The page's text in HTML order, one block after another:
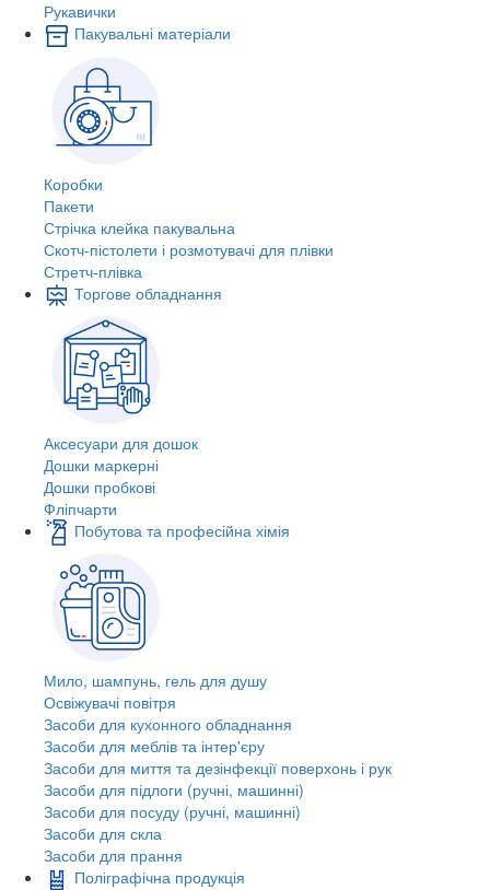
Рукавички
Пакувальні матеріали
Коробки
Пакети
Стрічка клейка пакувальна
Скотч-пістолети і розмотувачі для плівки
Стретч-плівка
Торгове обладнання
Аксесуари для дошок
Дошки маркерні
Дошки пробкові
Фліпчарти
Побутова та професійна хімія
Мило, шампунь, гель для душу
Освіжувачі повітря
Засоби для кухонного обладнання
Засоби для меблів та інтер'єру
Засоби для миття та дезінфекції поверхонь і рук
Засоби для підлоги (ручні, машинні)
Засоби для посуду (ручні, машинні)
Засоби для скла
Засоби для прання
Поліграфічна продукція